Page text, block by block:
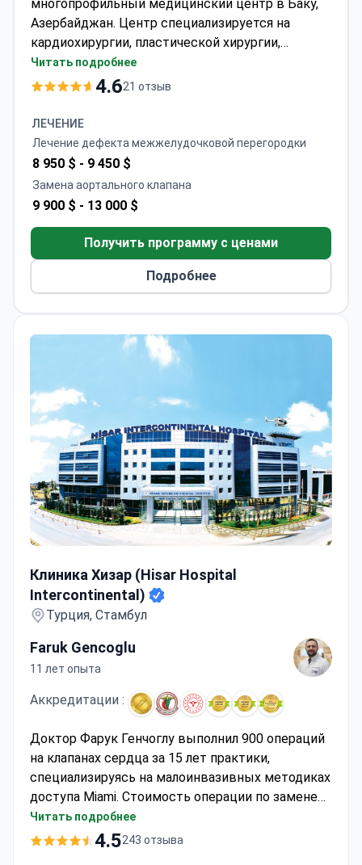
многопрофильный медицинский центр в Баку,
Азербайджан. Центр специализируется на
кардиохирургии, пластической хирургии,
трансплантологии и медицинских
обследованиях. Медицинское учреждение
пациентов приезжает из Европы и стран
Содружества, государств Лиги арабских стран
и стран СНГ.
Читать подробнее
4.621 отзыв
ЛЕЧЕНИЕ
Лечение дефекта межжелудочковой перегородки
8 950 $ - 9 450 $
Замена аортального клапана
9 900 $ - 13 000 $
Получить программу с ценами
Подробнее
Клиника Хизар (Hisar Hospital
Intercontinental)
Турция, Стамбул
Faruk Gencoglu
11 лет опыта
Аккредитации :
Доктор Фарук Генчоглу выполнил 900 операций
на клапанах сердца за 15 лет практики,
специализируясь на малоинвазивных методиках
доступа Miami. Стоимость операции по замене
клапана составляет около 17 500 $ — обычно эта
сумма включает саму процедуру, сердечный
Читать подробнее
4.5243 отзыва